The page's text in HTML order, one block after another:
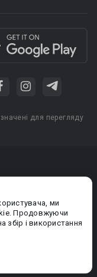
ми
Продовжуючи
збір і використання
для перегляду